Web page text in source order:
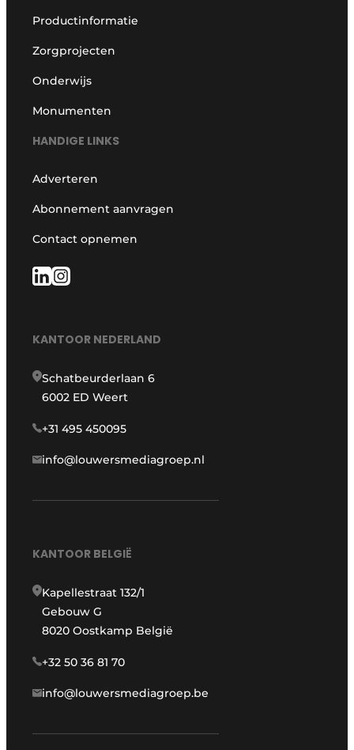
Productinformatie
Zorgprojecten
Onderwijs
Monumenten
HANDIGE LINKS
Adverteren
Abonnement aanvragen
Contact opnemen
KANTOOR NEDERLAND
Schatbeurderlaan 6
6002 ED Weert
+31 495 450095
info@louwersmediagroep.nl
KANTOOR BELGIË
Kapellestraat 132/1
Gebouw G
8020 Oostkamp België
+32 50 36 81 70
info@louwersmediagroep.be